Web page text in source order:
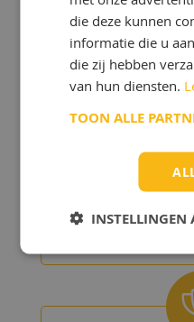
Onze experts
van de beste
die deze kunnen
informatie die u
die zij hebben
van hun diensten.
TOON ALLE
INSTELLINGEN